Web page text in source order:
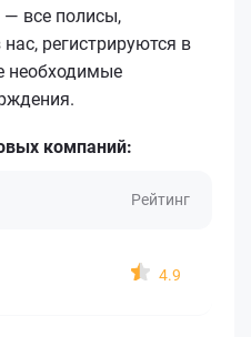
— все полисы,
регистрируются в
необходимые
компаний:
Рейтинг
4.9